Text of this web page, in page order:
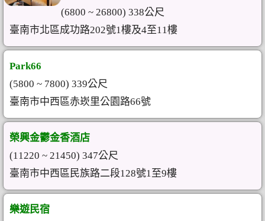
(6800 ~ 26800) 338公尺
臺南市北區成功路202號1樓及4至11樓
Park66
(5800 ~ 7800) 339公尺
臺南市中西區赤崁里公園路66號
榮興金鬱金香酒店
(11220 ~ 21450) 347公尺
臺南市中西區民族路二段128號1至9樓
樂遊民宿